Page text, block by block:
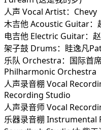
人声 Vocal Artist：Chevy
木吉他 Acoustic Guitar：
电吉他 Electric Guitar：
架子鼓 Drums：眭逸凡
乐队 Orchestra：国际首
Philharmonic Orchestra
人声录音棚 Vocal
Recording Studio
人声录音师 Vocal
乐器录音棚 Instrumental